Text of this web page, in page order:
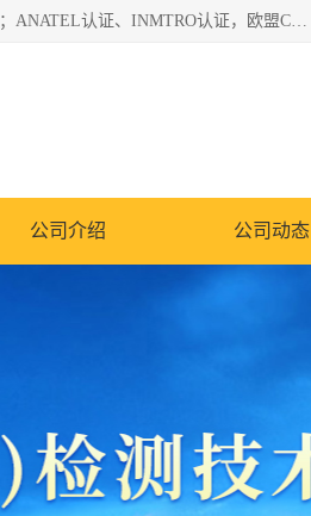
*是一家的测试、评估、检查与认机构，主要从事巴西NR10认证、NR12认证、NR13认证；ANATEL认证、INMTRO认证，欧盟CE认证：MD认证，PED认证，MID认证，ATEX认证，德国蓝色天使认证。
公司介绍 公司动态